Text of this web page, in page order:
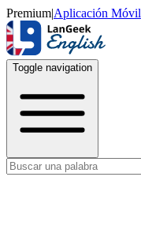
Premium|Aplicación Móvil
Toggle navigation